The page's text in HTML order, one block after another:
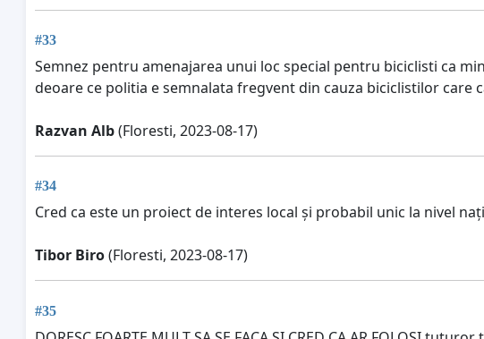
#33
Semnez pentru amenajarea unui loc special pentru biciclisti ca
deoare ce politia e semnalata fregvent din cauza biciclistilor
Razvan Alb(Floresti, 2023-08-17)
#34
Cred ca este un proiect de interes local și probabil unic la nivel
Tibor Biro(Floresti, 2023-08-17)
#35